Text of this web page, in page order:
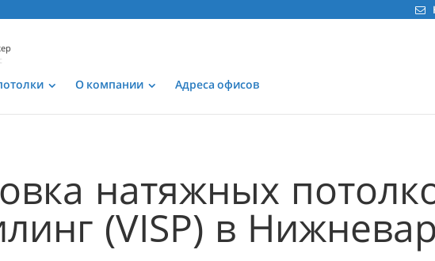
О компании Адреса офисов
натяжных
(VISP) в